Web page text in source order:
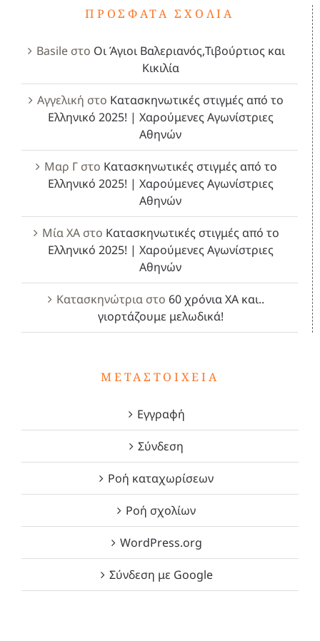
ΠΡΌΣΦΑΤΑ ΣΧΌΛΙΑ
Basileστο Οι Άγιοι Βαλεριανός,Τιβούρτιος και
Κικιλία
Αγγελική στο Κατασκηνωτικές στιγμές από το
Ελληνικό 2025! | Χαρούμενες Αγωνίστριες
Αθηνών
Μαρ Γστο Κατασκηνωτικές στιγμές από το
Ελληνικό 2025! | Χαρούμενες Αγωνίστριες
Αθηνών
Μία ΧΑστο Κατασκηνωτικές στιγμές από το
Ελληνικό 2025! | Χαρούμενες Αγωνίστριες
Αθηνών
Κατασκηνώτρια στο 60 χρόνια ΧΑ και..
γιορτάζουμε μελωδικά!
ΜΕΤΑΣΤΟΙΧΕΊΑ
Εγγραφή
Σύνδεση
Ροή καταχωρίσεων
Ροή σχολίων
WordPress.org
Σύνδεση με Google